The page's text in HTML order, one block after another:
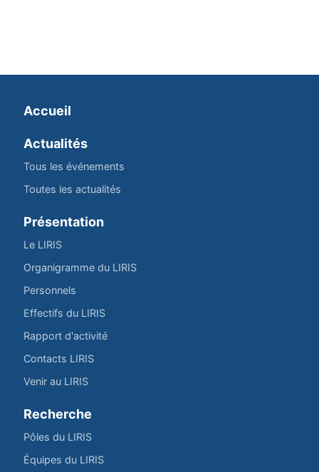
Accueil
Actualités
Tous les événements
Toutes les actualités
Présentation
Le LIRIS
Organigramme du LIRIS
Personnels
Effectifs du LIRIS
Rapport d'activité
Contacts LIRIS
Venir au LIRIS
Recherche
Pôles du LIRIS
Équipes du LIRIS